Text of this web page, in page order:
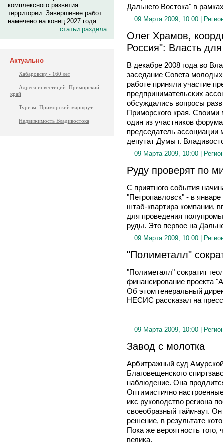
комплексного развития
территории. Завершение работ
намечено на конец 2027 года.
статьи раздела
Актуально
Хабаровску - 160 лет
Адреса инвестиций. Приморский
край
Туризм: Приморский маршрут
Недвижимость Владивостока
Дальнего Востока" в
09 Марта 2009, 10:00 |
Олег Храмов,
Россия": Власть
В декабре 2008 года во
заседание Совета
работе приняли участие
предпринимательских
обсуждались вопросы
Приморского края. Своими
один из участников
председатель
депутат Думы г.
09 Марта 2009, 10:00 |
Руду проверят по
С приятного события
"Петропавловск" - в
штаб-квартира компании,
для проведения
руды. Это первое на
09 Марта 2009, 10:00 |
"Полиметалл"
"Полиметалл" сократит
финансирование проекта
Об этом генеральный
НЕСИС рассказал на
09 Марта 2009, 10:00 |
Завод с молотка
Арбитражный суд
Благовещенского
наблюдение. Она
Оптимистично
икс руководство региона
своеобразный тайм-аут.
решение, в результате
Пока же вероятность того,
велика.